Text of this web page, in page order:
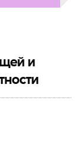
и